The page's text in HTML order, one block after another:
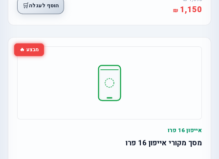
1,150 הוסף לעגלה🛒
מבצע 🔥
אייפון 16 פרו
מסך מקורי אייפון 16 פרו